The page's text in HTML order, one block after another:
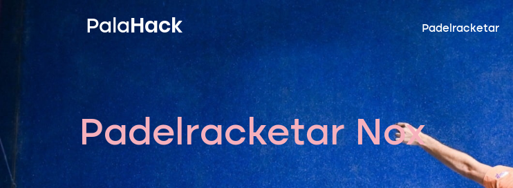
PalaHack Padelracketar
Padelracketar Nox